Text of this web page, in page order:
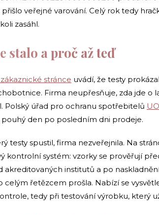
veřejné varování. Celý rok tedy
zasáhl.
stalo a proč až teď
stránce uvádí, že testy
Firma neupřesňuje, zda jde o
Polský úřad pro ochranu spotřebitelů
pouhý den po posledním dni prodeje.
testy spustil, firma nezveřejnila. Na
kontrolní systém: vzorky se prověřují
akreditovaných institutů a po
řetězcem prošla. Nabízí se
tedy při testování výrobku, který